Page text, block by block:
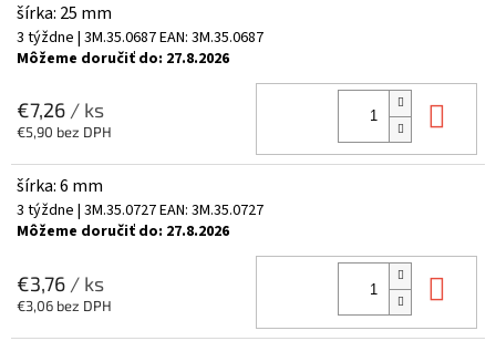
šírka: 25 mm
3 týždne | 3M.35.0687EAN: 3M.35.0687
Môžeme doručiť do: 27.8.2026
€7,26 / ks
€5,90 bez DPH
šírka: 6 mm
3 týždne | 3M.35.0727EAN: 3M.35.0727
Môžeme doručiť do: 27.8.2026
€3,76 / ks
€3,06 bez DPH